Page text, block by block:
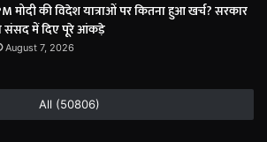
मोदी की विदेश यात्राओं पर कितना हुआ खर्च? सरकार
संसद में दिए पूरे आंकड़े
August 7, 2026
All (50806)